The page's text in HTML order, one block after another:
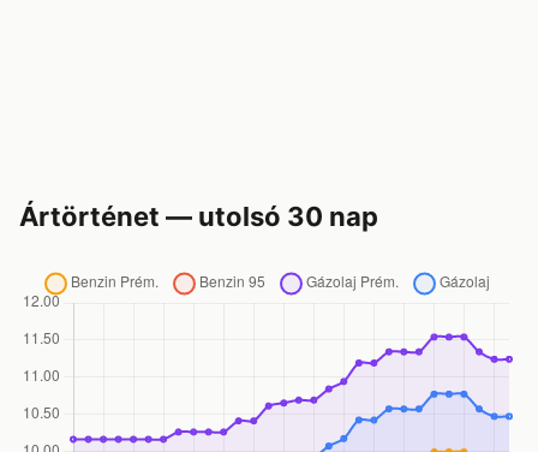
Ártörténet — utolsó 30 nap